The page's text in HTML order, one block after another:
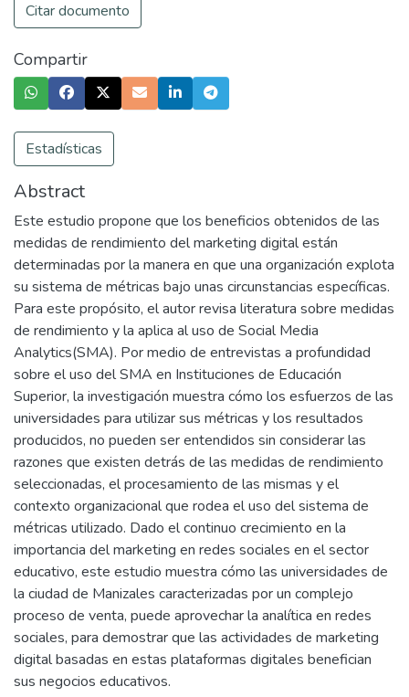
Citar documento
Compartir
Estadísticas
Abstract
Este estudio propone que los beneficios obtenidos de las
medidas de rendimiento del marketing digital están
determinadas por la manera en que una organización explota
su sistema de métricas bajo unas circunstancias específicas.
Para este propósito, el autor revisa literatura sobre medidas
de rendimiento y la aplica al uso de Social Media
Analytics(SMA). Por medio de entrevistas a profundidad
sobre el uso del SMA en Instituciones de Educación
Superior, la investigación muestra cómo los esfuerzos de las
universidades para utilizar sus métricas y los resultados
producidos, no pueden ser entendidos sin considerar las
razones que existen detrás de las medidas de rendimiento
seleccionadas, el procesamiento de las mismas y el
contexto organizacional que rodea el uso del sistema de
métricas utilizado. Dado el continuo crecimiento en la
importancia del marketing en redes sociales en el sector
educativo, este estudio muestra cómo las universidades de
la ciudad de Manizales caracterizadas por un complejo
proceso de venta, puede aprovechar la analítica en redes
sociales, para demostrar que las actividades de marketing
digital basadas en estas plataformas digitales benefician
sus negocios educativos.